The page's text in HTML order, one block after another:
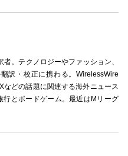
。テクノロジーやファッション、
訳・校正に携わる。WirelessWire
どの話題に関連する海外ニュース
とボードゲーム。最近はMリーグ